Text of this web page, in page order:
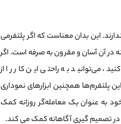
این بدان معناست که اگر پلتفرمی
در آن آسان و مقرون به صرفه است. اگر
می‌توانید به راحتی این کار را از
پلتفرم‌ها همچنین ابزارهای نموداری
به عنوان یک معامله‌گر روزانه کمک
در تصمیم گیری آگاهانه کمک می کند.